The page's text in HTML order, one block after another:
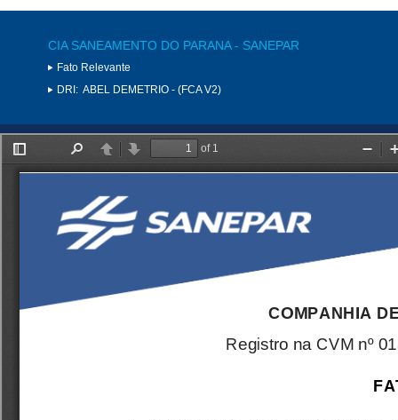
CIA SANEAMENTO DO PARANA - SANEPAR
Fato Relevante
DRI: ABEL DEMETRIO - (FCA V2)